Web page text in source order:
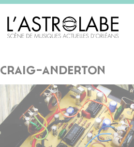
craig-anderton